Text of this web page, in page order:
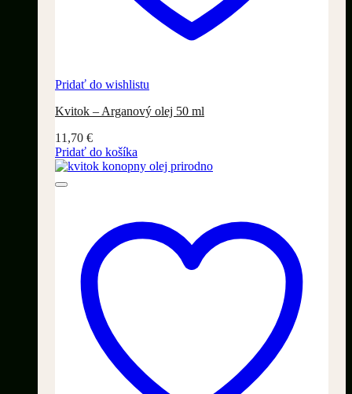
Pridať do wishlistu
Kvitok – Arganový olej 50 ml
11,70 €
Pridať do košíka